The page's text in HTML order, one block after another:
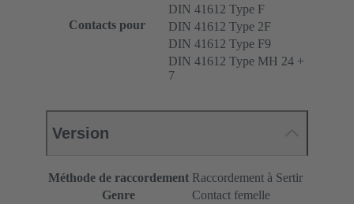
Contacts pour
DIN 41612 Type F
DIN 41612 Type 2F
DIN 41612 Type F9
DIN 41612 Type MH 24 +
7
Version
Méthode de raccordement Raccordement à Sertir
Genre
Contact femelle